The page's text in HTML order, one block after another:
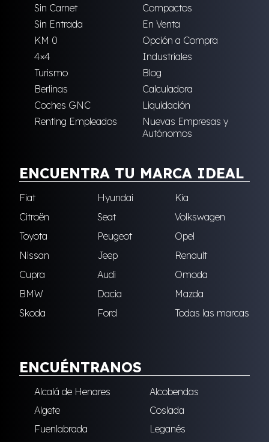
Sin Carnet
Compactos
Sin Entrada
En Venta
KM 0
Opción a Compra
4×4
Industriales
Turismo
Blog
Berlinas
Calculadora
Coches GNC
Liquidación
Renting Empleados
Nuevas Empresas y
Autónomos
ENCUENTRA TU MARCA IDEAL
Fiat Hyundai
Kia
Citroën
Seat
Volkswagen
Toyota
Peugeot
Opel
Nissan
Jeep
Renault
Cupra
Audi
Omoda
BMW
Dacia
Mazda
Skoda
Ford Todas las marcas
ENCUÉNTRANOS
Alcalá de Henares
Alcobendas
Algete
Coslada
Fuenlabrada
Leganés